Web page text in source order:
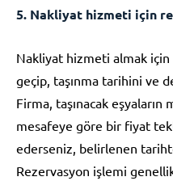
5. Nakliyat hizmeti için
Nakliyat hizmeti almak
geçip, taşınma tarihini ve
Firma, taşınacak eşyaların
mesafeye göre bir fiyat
ederseniz, belirlenen
Rezervasyon işlemi